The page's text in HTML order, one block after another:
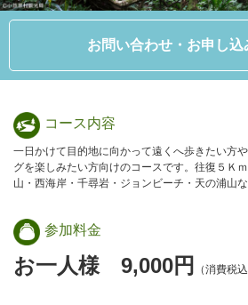
お問い合わせ・お申し込
コース内容
一日かけて目的地に向かって遠くへ歩きたい方
グを楽しみたい方向けのコースです。往復５Ｋ
山・西海岸・千尋岩・ジョンビーチ・天の浦山な
参加料金
お一人様 9,000円 （消費税込